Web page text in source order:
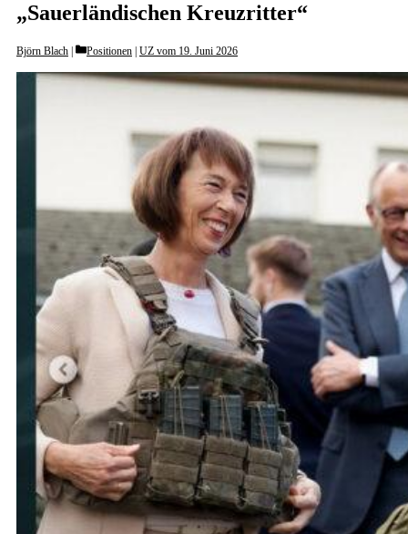
„Sauerländischen Kreuzritter“
Björn Blach Categories
Positionen UZ vom 19. Juni 2026